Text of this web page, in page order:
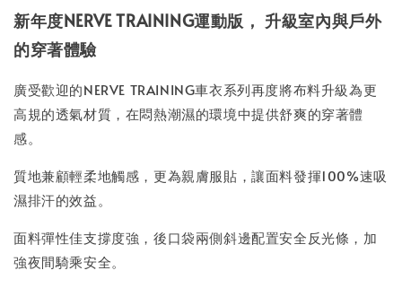
新年度NERVE TRAINING運動版， 升級室內與戶外
的穿著體驗
廣受歡迎的NERVE TRAINING車衣系列再度將布料升級為更
高規的透氣材質，在悶熱潮濕的環境中提供舒爽的穿著體
感。
質地兼顧輕柔地觸感，更為親膚服貼，讓面料發揮100%速吸
濕排汗的效益。
面料彈性佳支撐度強，後口袋兩側斜邊配置安全反光條，加
強夜間騎乘安全。